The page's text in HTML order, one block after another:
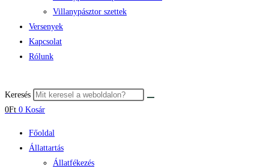
Villanypásztor szettek
Versenyek
Kapcsolat
Rólunk
Keresés
0Ft 0 Kosár
Főoldal
Állattartás
Állatfékezés